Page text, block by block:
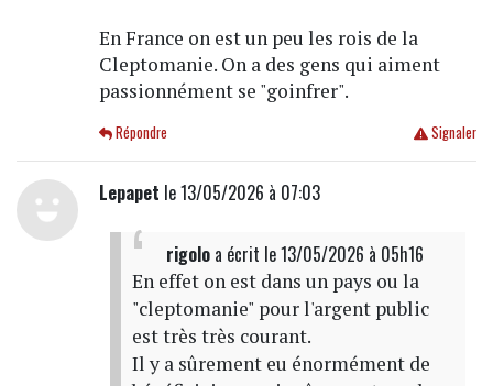
En France on est un peu les rois de la
Cleptomanie. On a des gens qui aiment
passionnément se "goinfrer".
Signaler
Répondre
Lepapet le 13/05/2026 à 07:03
rigoloa écrit le 13/05/2026 à 05h16
En effet on est dans un pays ou la
"cleptomanie" pour l'argent public
est très très courant.
Il y a sûrement eu énormément de